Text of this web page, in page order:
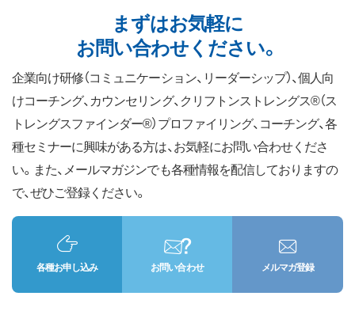
まずはお気軽に
お問い合わせください。
企業向け研修（コミュニケーション、リーダーシップ）、個人向
けコーチング、カウンセリング、クリフトンストレングス®（ス
トレングスファインダー®）プロファイリング、コーチング、各
種セミナーに興味がある方は、お気軽にお問い合わせくださ
い。また、メールマガジンでも各種情報を配信しておりますの
で、ぜひご登録ください。
各種お申し込み お問い合わせ メルマガ登録